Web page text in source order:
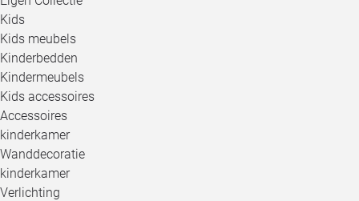
Kids
Kids meubels
Kinderbedden
Kindermeubels
Kids accessoires
Accessoires
kinderkamer
Wanddecoratie
kinderkamer
Verlichting